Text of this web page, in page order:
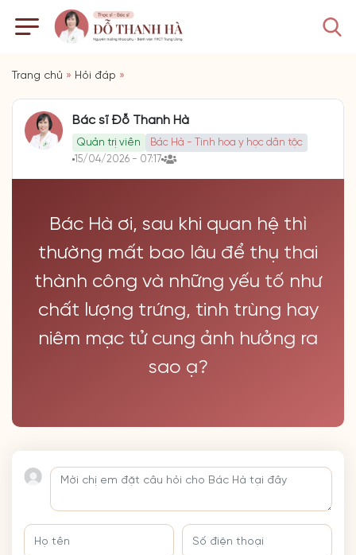
Trang chủ » Hỏi đáp »
Bác sĩ Đỗ Thanh Hà
Quản trị viên
Bác Hà - Tinh hoa y học dân tộc
15/04/2026 - 07:17
Bác Hà ơi, sau khi quan hệ thì
thường mất bao lâu để thụ thai
thành công và những yếu tố như
chất lượng trứng, tinh trùng hay
niêm mạc tử cung ảnh hưởng ra
sao ạ?